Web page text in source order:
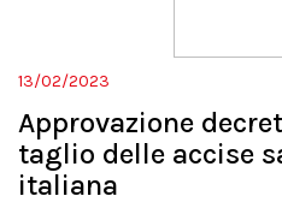
13/02/2023
Approvazione
taglio delle accise
italiana